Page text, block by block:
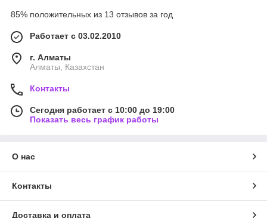
85% положительных из 13 отзывов за год
Работает с 03.02.2010
г. Алматы
Алматы, Казахстан
Контакты
Сегодня работает с 10:00 до 19:00
Показать весь график работы
О нас
Контакты
Доставка и оплата